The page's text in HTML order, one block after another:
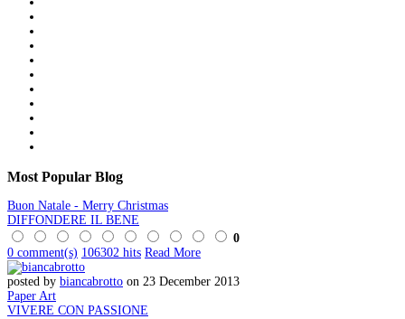
Most Popular Blog
Buon Natale - Merry Christmas
DIFFONDERE IL BENE
0
0 comment(s) 106302 hits Read More
posted by biancabrotto on 23 December 2013
Paper Art
VIVERE CON PASSIONE